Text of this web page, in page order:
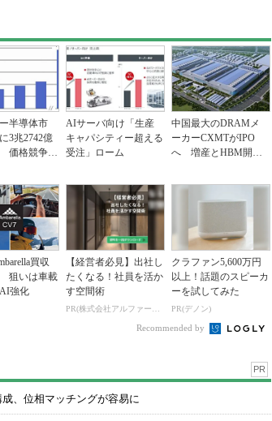
半導体市
3兆2742億
価格競争さ
AIサーバ向け「生産
キャパシティー超える
受注」ローム
中国最大のDRAMメ
ーカーCXMTがIPO
へ 増産とHBM開発
買収
狙いは車載
強化
【経営者必見】出社し
たくなる！社員を活か
す空間術
PR(株式会社アルファーテクノ)
クラファン5,600万円
以上！話題のスピーカ
ーを試してみた
PR(デノン)
Recommended by
PR
、位相マッチングが容易に